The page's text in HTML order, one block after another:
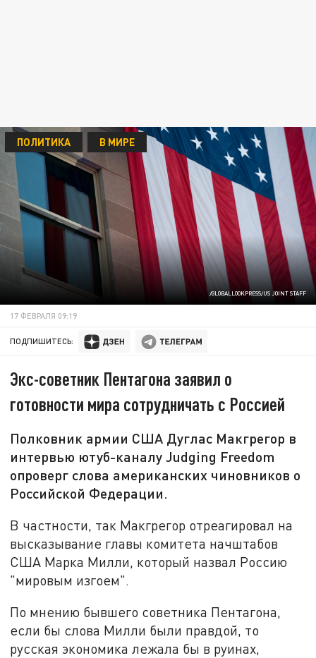
/GLOBALLOOKPRESS/US JOINT STAFF
ПОЛИТИКА В МИРЕ
17 ФЕВРАЛЯ 09:19
ПОДПИШИТЕСЬ:
Экс-советник Пентагона заявил о
готовности мира сотрудничать с Россией
Полковник армии США Дуглас Макгрегор в
интервью ютуб-каналу Judging Freedom
опроверг слова американских чиновников о
Российской Федерации.
В частности, так Макгрегор отреагировал на
высказывание главы комитета начштабов
США Марка Милли, который назвал Россию
"мировым изгоем".
По мнению бывшего советника Пентагона,
если бы слова Милли были правдой, то
русская экономика лежала бы в руинах,